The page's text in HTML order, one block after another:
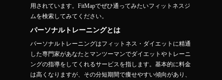
用されています。FitMapでぜひ通ってみたいフィットネスジ
ムを検索してみてください。
パーソナルトレーニングとは
パーソナルトレーニングはフィットネス・ダイエットに精通
した専門家があなたとマンツーマンでダイエットやトレーニ
ングの指導をしてくれるサービスを指します。基本的に料金
は高くなりますが、その分短期間で痩せやすい傾向があり、